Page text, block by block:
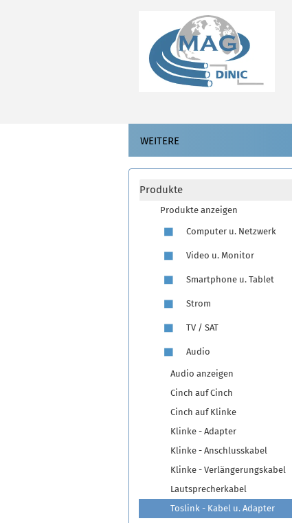
WEITERE
Produkte
Produkte anzeigen
Computer u. Netzwerk
Video u. Monitor
Smartphone u. Tablet
Strom
TV / SAT
Audio
Audio anzeigen
Cinch auf Cinch
Cinch auf Klinke
Klinke - Adapter
Klinke - Anschlusskabel
Klinke - Verlängerungskabel
Lautsprecherkabel
Toslink - Kabel u. Adapter